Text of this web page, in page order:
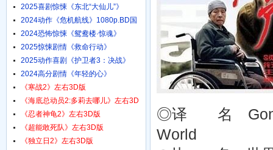
◎译 名 Gone
World
2025喜剧惊悚《东北“大仙儿”》
1080p.HD国语中字
2024动作《危机航线》1080p.BD国
语中字
2024恐怖惊悚《鸳鸯楼·惊魂》
4K.HD国语中字
2025惊悚剧情《救命行动》
1080p.HD中字
2025动作喜剧《护卫者3：决战》
1080p.HD国语中字
2024高分剧情《年轻的心》
1080p.HD中字
《寒战2》左右3D版
《海底总动员2:多莉去哪儿》左右3D
版
《忍者神龟2》左右3D版
《超能敢死队》左右3D版
《独立日2》左右3D版